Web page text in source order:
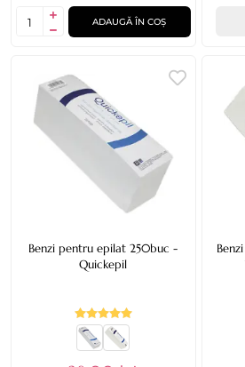
ADAUGĂ ÎN COȘ
Benzi pentru epilat 250buc -
Quickepil